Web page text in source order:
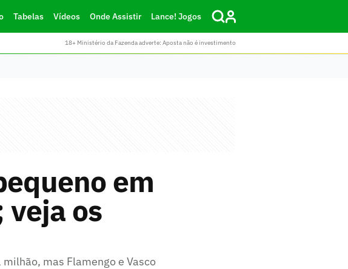
Tabelas Vídeos Onde Assistir Lance! Jogos
18+ Ministério da Fazenda adverte: Aposta não é investimento
em
veja os
mas Flamengo e Vasco